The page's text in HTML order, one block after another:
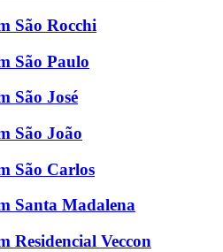
São Rocchi
São Paulo
São José
São João
São Carlos
Santa Madalena
Residencial Veccon